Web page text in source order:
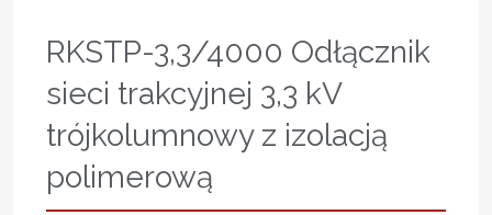
RKSTP-3,3/4000 Odłącznik
sieci trakcyjnej 3,3 kV
trójkolumnowy z izolacją
polimerową